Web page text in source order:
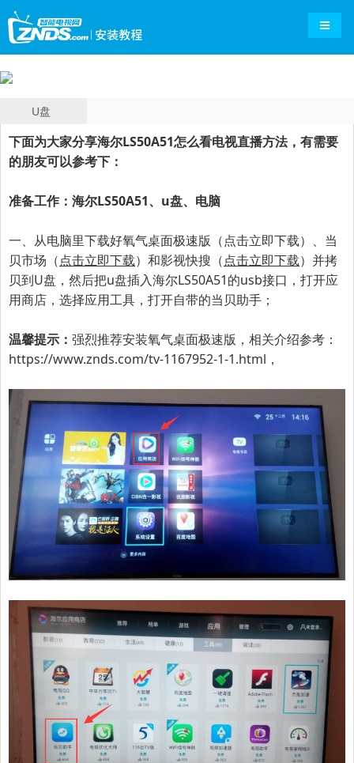
导航
U盘
下面为大家分享海尔LS50A51怎么看电视直播方法，有需要
的朋友可以参考下：
准备工作： 海尔LS50A51、u盘、电脑
一、 从电脑里下载好氧气桌面极速版（点击立即下载）、当
贝市场（点击立即下载）和影视快搜（点击立即下载）并拷
贝到U盘， 然后把u盘插入海尔LS50A51的usb接口，打开应
用商店，选择应用工具，打开自带的当贝助手；
温馨提示： 强烈推荐安装氧气桌面极速版，相关介绍参考：
https://www.znds.com/tv-1167952-1-1.html ，